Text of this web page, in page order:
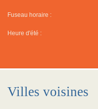
Fuseau horaire :
Heure d'été :
Villes voisines